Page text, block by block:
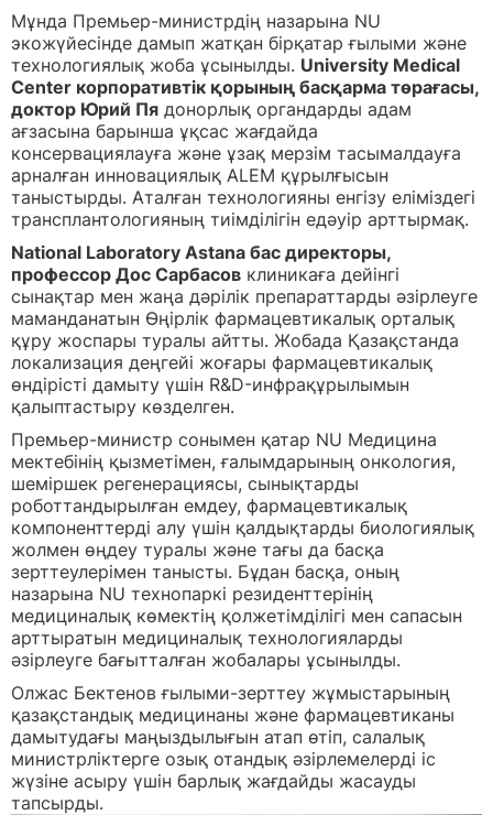
Мұнда Премьер-министрдің назарына NU
экожүйесінде дамып жатқан бірқатар ғылыми және
технологиялық жоба ұсынылды. University Medical
Center корпоративтік қорының басқарма төрағасы,
доктор Юрий Пя донорлық органдарды адам
ағзасына барынша ұқсас жағдайда
консервациялауға және ұзақ мерзім тасымалдауға
арналған инновациялық ALEM құрылғысын
таныстырды. Аталған технологияны енгізу еліміздегі
трансплантологияның тиімділігін едәуір арттырмақ.
National Laboratory Astana бас директоры,
профессор Дос Сарбасов клиникаға дейінгі
сынақтар мен жаңа дәрілік препараттарды әзірлеуге
маманданатын Өңірлік фармацевтикалық орталық
құру жоспары туралы айтты. Жобада Қазақстанда
локализация деңгейі жоғары фармацевтикалық
өндірісті дамыту үшін R&D-инфрақұрылымын
қалыптастыру көзделген.
Премьер-министр сонымен қатар NU Медицина
мектебінің қызметімен, ғалымдарының онкология,
шеміршек регенерациясы, сынықтарды
роботтандырылған емдеу, фармацевтикалық
компоненттерді алу үшін қалдықтарды биологиялық
жолмен өңдеу туралы және тағы да басқа
зерттеулерімен танысты. Бұдан басқа, оның
назарына NU технопаркі резиденттерінің
медициналық көмектің қолжетімділігі мен сапасын
арттыратын медициналық технологияларды
әзірлеуге бағытталған жобалары ұсынылды.
Олжас Бектенов ғылыми-зерттеу жұмыстарының
қазақстандық медицинаны және фармацевтиканы
дамытудағы маңыздылығын атап өтіп, салалық
министрліктерге озық отандық әзірлемелерді іс
жүзіне асыру үшін барлық жағдайды жасауды
тапсырды.